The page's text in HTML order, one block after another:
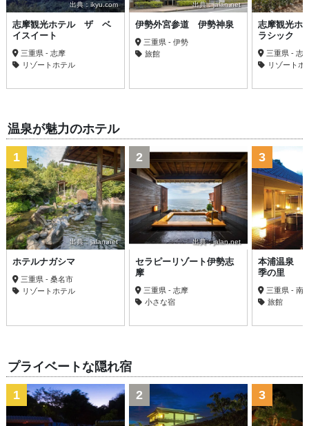
出典：ikyu.com
志摩観光ホテル ザ ベ
イスイート
三重県 - 志摩
リゾートホテル
出典：jalan.net
伊勢外宮参道 伊勢神泉
三重県 - 伊勢
旅館
志摩観光
ラシック
三重県 - 志
リゾートホ
温泉が魅力のホテル
出典：jalan.net
1
ホテルナガシマ
三重県 - 桑名市
リゾートホテル
出典：jalan.net
2
セラピーリゾート伊勢志
摩
三重県 - 志摩
小さな宿
3
本浦温泉
季の里
三重県 - 南
旅館
プライベートな隠れ宿
1 2 3